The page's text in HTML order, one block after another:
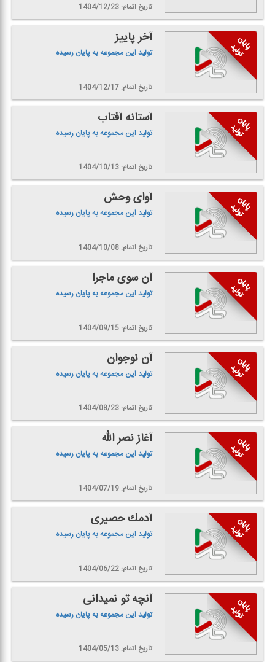
تاریخ اتمام: 1404/12/23
آخر پاییز
تولید این مجموعه به پایان رسیده
تاریخ اتمام: 1404/12/17
آستانه آفتاب
تولید این مجموعه به پایان رسیده
تاریخ اتمام: 1404/10/13
آوای وحش
تولید این مجموعه به پایان رسیده
تاریخ اتمام: 1404/10/08
آن سوی ماجرا
تولید این مجموعه به پایان رسیده
تاریخ اتمام: 1404/09/15
آن نوجوان
تولید این مجموعه به پایان رسیده
تاریخ اتمام: 1404/08/23
آغاز نصر الله
تولید این مجموعه به پایان رسیده
تاریخ اتمام: 1404/07/19
آدمك حصیری
تولید این مجموعه به پایان رسیده
تاریخ اتمام: 1404/06/22
آنچه تو نمیدانی
تولید این مجموعه به پایان رسیده
تاریخ اتمام: 1404/05/13